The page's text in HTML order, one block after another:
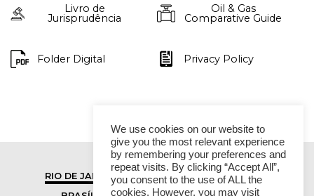
Livro de
Jurisprudência
Oil & Gas
Comparative Guide
Folder Digital Privacy Policy
RIO DE JANEIRO
SÃO PAULO
We use cookies on our website to
give you the most relevant experience
by remembering your preferences and
repeat visits. By clicking “Accept All”,
you consent to the use of ALL the
cookies. However, you may visit